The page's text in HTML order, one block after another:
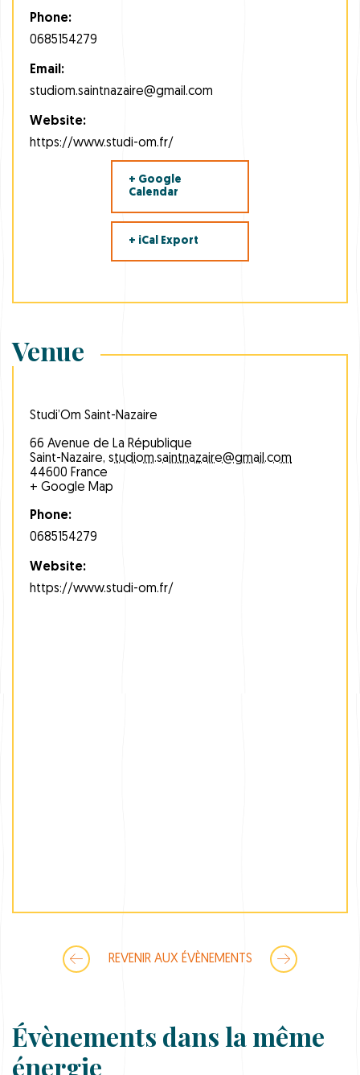
Phone:
0685154279
Email:
studiom.saintnazaire@gmail.com
Website:
https://www.studi-om.fr/
+ Google
Calendar
+ iCal Export
Venue
Studi’Om Saint-Nazaire
66 Avenue de La République
Saint-Nazaire, studiom.saintnazaire@gmail.com
44600 France
+ Google Map
Phone:
0685154279
Website:
https://www.studi-om.fr/
REVENIR AUX ÉVÈNEMENTS
Évènements dans la même
énergie